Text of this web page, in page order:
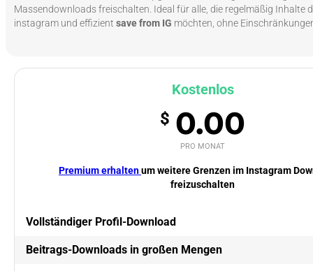
Massendownloads freischalten. Ideal für alle, die regelmäßig Inhalte
instagram und effizient save from IG möchten, ohne
Kostenlos
$ 0.00
PRO MONAT
Premium erhaltenum weitere Grenzen im Instagram
freizuschalten
Vollständiger Profil-Download
Beitrags-Downloads in großen Mengen